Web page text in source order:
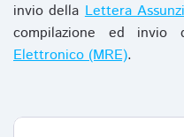
invio dellaLettera
compilazione ed invio
Elettronico (MRE).